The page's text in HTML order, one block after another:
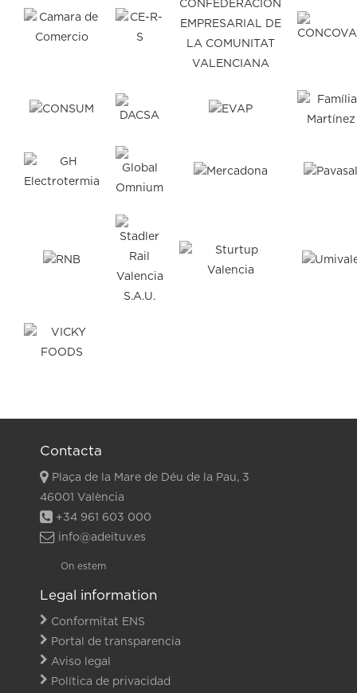
Contacta
Plaça de la Mare de Déu de la Pau, 3
46001 València
+34 961 603 000
info@adeituv.es
On estem
Legal information
Conformitat ENS
Portal de transparencia
Aviso legal
Política de privacidad